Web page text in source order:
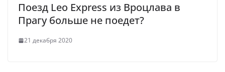
Поезд Leo Express из Вроцлава в
Прагу больше не поедет?
21 декабря 2020